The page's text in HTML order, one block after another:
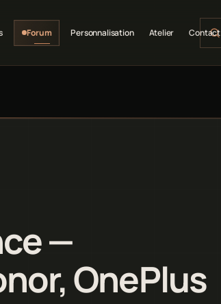
Forum Personnalisation Atelier Contact
—
OnePlus